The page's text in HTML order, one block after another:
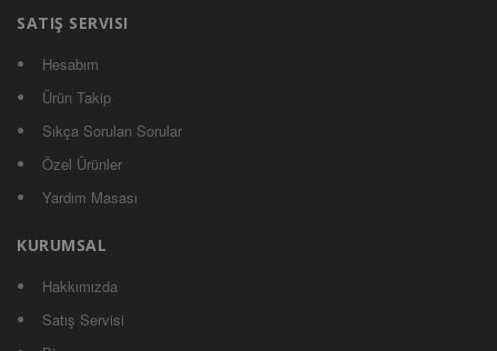
SATIŞ SERVISI
Hesabım
Ürün Takip
Sıkça Sorulan Sorular
Özel Ürünler
Yardım Masası
KURUMSAL
Hakkımızda
Satış Servisi